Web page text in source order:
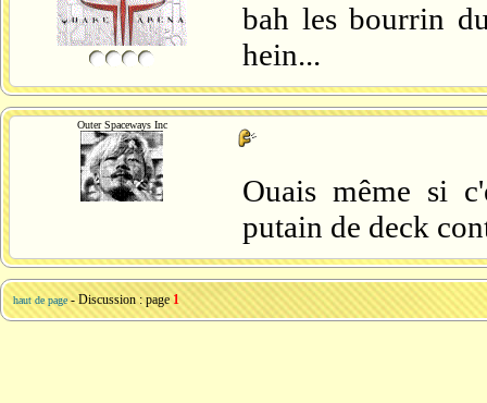
bah les bourrin
hein...
Outer Spaceways Inc
Ouais même si
putain de deck
haut de page- Discussion : page 1